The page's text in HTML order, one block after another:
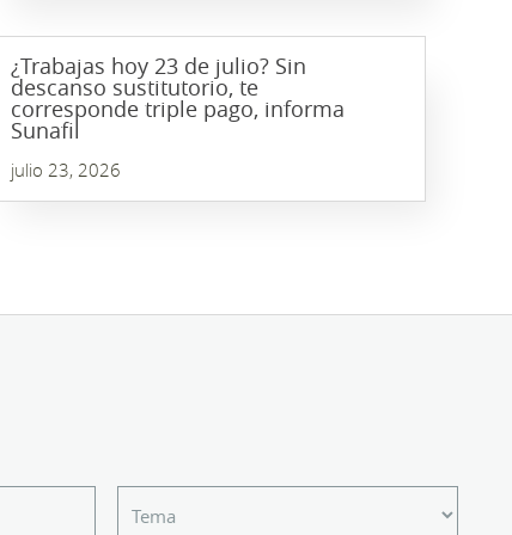
¿Trabajas hoy 23 de julio? Sin
descanso sustitutorio, te
corresponde triple pago, informa
Sunafil
julio 23, 2026